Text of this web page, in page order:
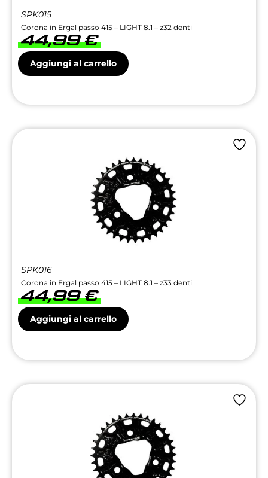
SPK015
Corona in Ergal passo 415 – LIGHT 8.1 – z32 denti
44,99€
Aggiungi al carrello
SPK016
Corona in Ergal passo 415 – LIGHT 8.1 – z33 denti
44,99€
Aggiungi al carrello